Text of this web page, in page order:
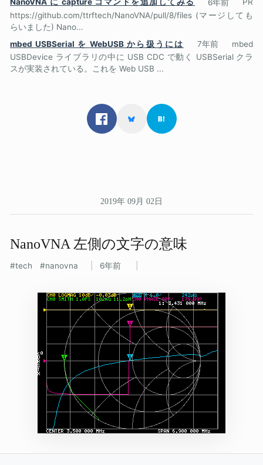
NanoVNA に capture コマンドを追加してみる 6年前
PR
https://github.com/ttrftech/NanoVNA/pull/8/files (マージしても
らいました) Nano...
mbed USBSerial を WebUSB から扱うには
7年前
mbed
USBDevice ライブラリの中に USB CDC で動く USBSerial クラ
スが実装されている。これを Web USB ...
2019年 09月 02日
NanoVNA 左側の​文字の​意味
tech nanovna 6年前